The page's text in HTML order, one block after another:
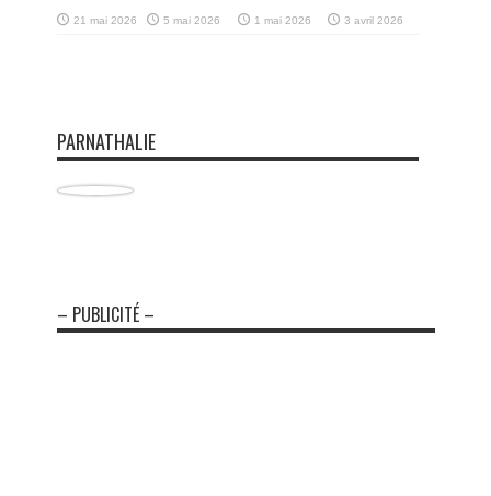
21 mai 2026 5 mai 2026 1 mai 2026 3 avril 2026
PARNATHALIE
– PUBLICITÉ –